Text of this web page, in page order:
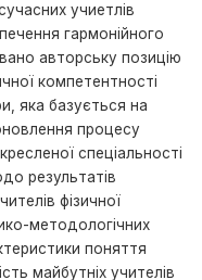
учиетлів
гармонійного
авторську позицію
компетентності
яка базується на
процесу
спеціальності
результатів
фізичної
методологічних
поняття
майбутніх учителів